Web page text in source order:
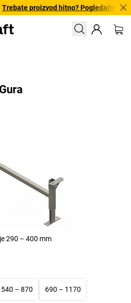
Trebate proizvod hitno? Pogledajte
290 – 400 mm
540 – 870 690 – 1170